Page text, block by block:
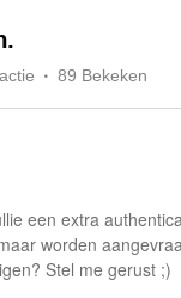
89 Bekeken
een extra
worden
Stel me gerust ;)